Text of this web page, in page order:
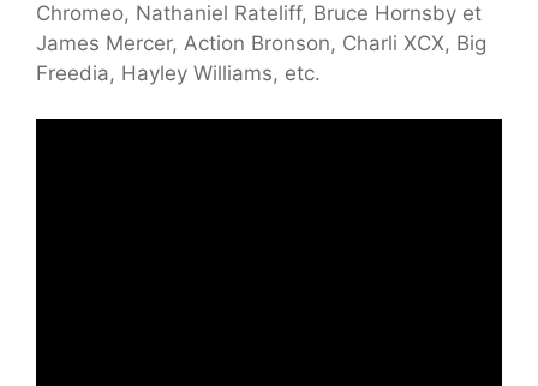
Chromeo, Nathaniel Rateliff, Bruce Hornsby et
James Mercer, Action Bronson, Charli XCX, Big
Freedia, Hayley Williams, etc.